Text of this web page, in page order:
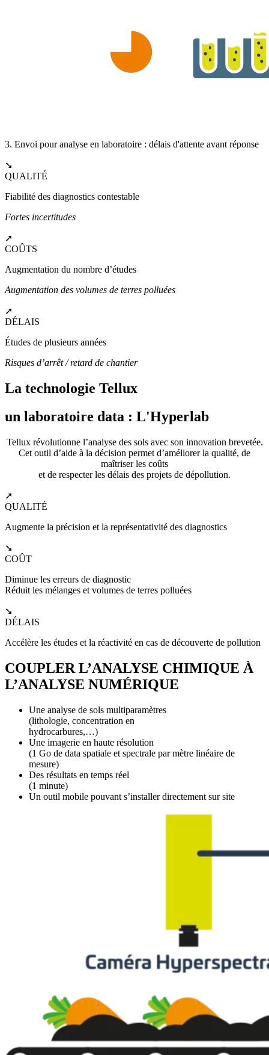
3. Envoi pour analyse en laboratoire : délais d'attente avant réponse
➘
QUALITÉ
Fiabilité des diagnostics contestable
Fortes incertitudes
➚
COÛTS
Augmentation du nombre d’études
Augmentation des volumes de terres polluées
➚
DÉLAIS
Études de plusieurs années
Risques d’arrêt / retard de chantier
La technologie Tellux
un laboratoire data : L'Hyperlab
Tellux révolutionne l’analyse des sols avec son innovation brevetée.
Cet outil d’aide à la décision permet d’améliorer la qualité, de
maîtriser les coûts
et de respecter les délais des projets de dépollution.
➚
QUALITÉ
Augmente la précision et la représentativité des diagnostics
➘
COÛT
Diminue les erreurs de diagnostic
Réduit les mélanges et volumes de terres polluées
➘
DÉLAIS
Accélère les études et la réactivité en cas de découverte de pollution
COUPLER L’ANALYSE CHIMIQUE À
L’ANALYSE NUMÉRIQUE
Une analyse de sols multiparamètres
(lithologie, concentration en
hydrocarbures,…)
Une imagerie en haute résolution
(1 Go de data spatiale et spectrale par mètre linéaire de
mesure)
Des résultats en temps réel
(1 minute)
Un outil mobile pouvant s’installer directement sur site